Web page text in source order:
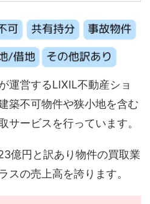
運営するLIXIL不動産ショ
築不可物件や狭小地を含む
サービスを行っています。
億円と訳あり物件の買取業
スの売上高を誇ります。